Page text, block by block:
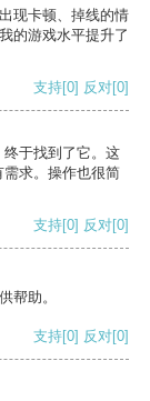
现卡顿、掉线的情
的游戏水平提升了
支持[0] 反对[0]
于找到了它。这
求。操作也很简
支持[0] 反对[0]
帮助。
支持[0] 反对[0]